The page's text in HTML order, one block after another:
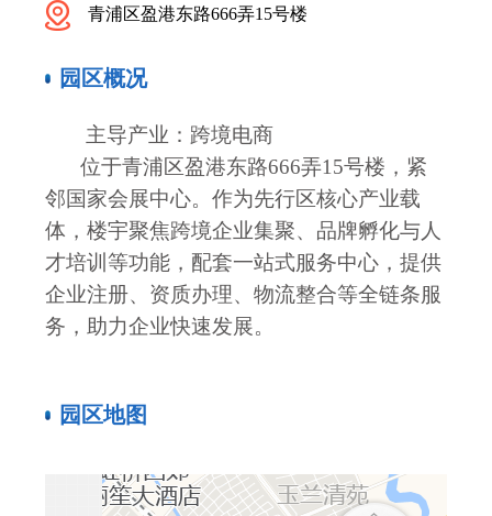
青浦区盈港东路666弄15号楼
园区概况
主导产业：跨境电商
位于青浦区盈港东路666弄15号楼，紧
邻国家会展中心。作为先行区核心产业载
体，楼宇聚焦跨境企业集聚、品牌孵化与人
才培训等功能，配套一站式服务中心，提供
企业注册、资质办理、物流整合等全链条服
务，助力企业快速发展。
园区地图